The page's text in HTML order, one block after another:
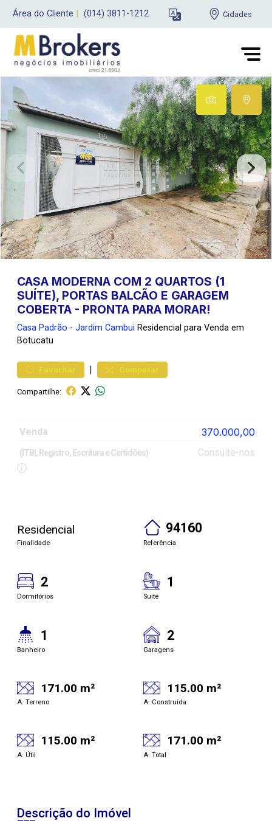
Área do Cliente (014) 3811-1212 Cidades
CASA MODERNA COM 2 QUARTOS (1
SUÍTE), PORTAS BALCÃO E GARAGEM
COBERTA - PRONTA PARA MORAR!
Casa Padrão - Jardim Cambui Residencial para Venda em
Botucatu
Favoritar | Comparar
Compartilhe:
Venda 370.000,00
(ITBI, Registro, Escritura e Certidões) Consulte-nos
Residencial
Finalidade
94160
Referência
2
Dormitórios
1
Suite
1
Banheiro
2
Garagens
171.00 m²
A. Terreno
115.00 m²
A. Construída
115.00 m²
A. Útil
171.00 m²
A. Total
Descrição do Imóvel